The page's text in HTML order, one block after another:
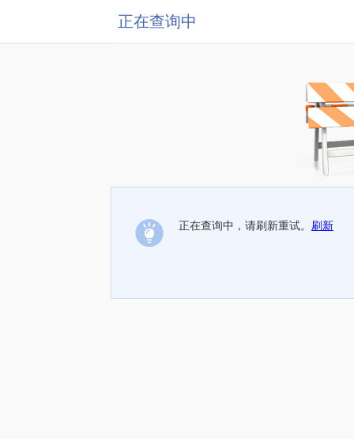
正在查询中
正在查询中，请刷新重试。 刷新